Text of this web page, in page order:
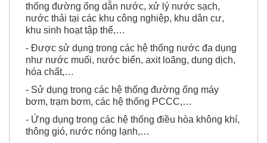
thống đường ống dẫn nước, xử lý nước sạch,
nước thải tại các khu công nghiệp, khu dân cư,
khu sinh hoạt tập thể,…
- Được sử dụng trong các hệ thống nước đa dụng
như nước muối, nước biển, axit loãng, dung dịch,
hóa chất,…
- Sử dụng trong các hệ thống đường ống máy
bơm, trạm bơm, các hệ thống PCCC,…
- Ứng dụng trong các hệ thống điều hòa không khí,
thông gió, nước nóng lạnh,…